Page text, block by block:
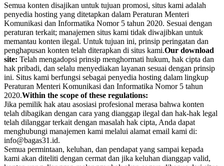
Semua konten disajikan untuk tujuan promosi, situs kami adalah
penyedia hosting yang ditetapkan dalam Peraturan Menteri
Komunikasi dan Informatika Nomor 5 tahun 2020. Sesuai dengan
peraturan terkait; manajemen situs kami tidak diwajibkan untuk
memantau konten ilegal. Untuk tujuan ini, prinsip peringatan dan
penghapusan konten telah diterapkan di situs kami.Our download
site: Telah mengadopsi prinsip menghormati hukum, hak cipta dan
hak pribadi, dan selalu menyediakan layanan sesuai dengan prinsip
ini. Situs kami berfungsi sebagai penyedia hosting dalam lingkup
Peraturan Menteri Komunikasi dan Informatika Nomor 5 tahun
2020.Within the scope of these regulations:
Jika pemilik hak atau asosiasi profesional merasa bahwa konten
telah dibagikan dengan cara yang dianggap ilegal dan hak-hak legal
telah dilanggar terkait dengan masalah hak cipta, Anda dapat
menghubungi manajemen kami melalui alamat email kami di:
info@bagas31.id.
Semua permintaan, keluhan, dan pendapat yang sampai kepada
kami akan diteliti dengan cermat dan jika keluhan dianggap valid,